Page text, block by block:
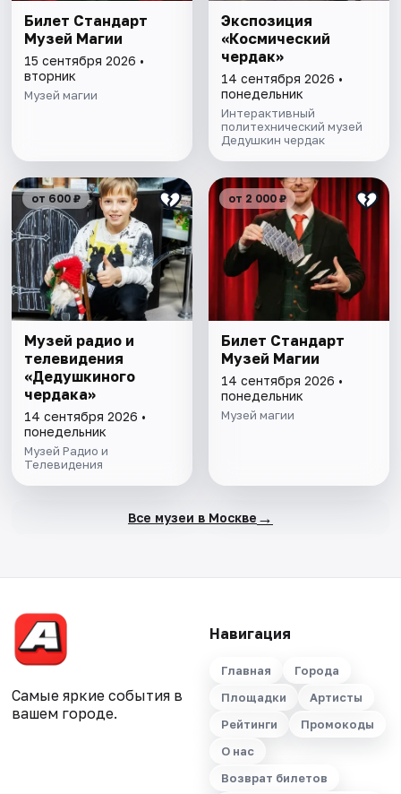
Билет Стандарт
Музей Магии
15 сентября 2026 •
вторник
Музей магии
Экспозиция
«Космический
чердак»
14 сентября 2026 •
понедельник
Интерактивный
политехнический музей
Дедушкин чердак
от 600 ₽
Музей радио и
телевидения
«Дедушкиного
чердака»
14 сентября 2026 •
понедельник
Музей Радио и
Телевидения
от 2 000 ₽
Билет Стандарт
Музей Магии
14 сентября 2026 •
понедельник
Музей магии
Все музеи в Москве →
Самые яркие события в
вашем городе.
Навигация
Главная
Города
Площадки
Артисты
Рейтинги
Промокоды
О нас
Возврат билетов